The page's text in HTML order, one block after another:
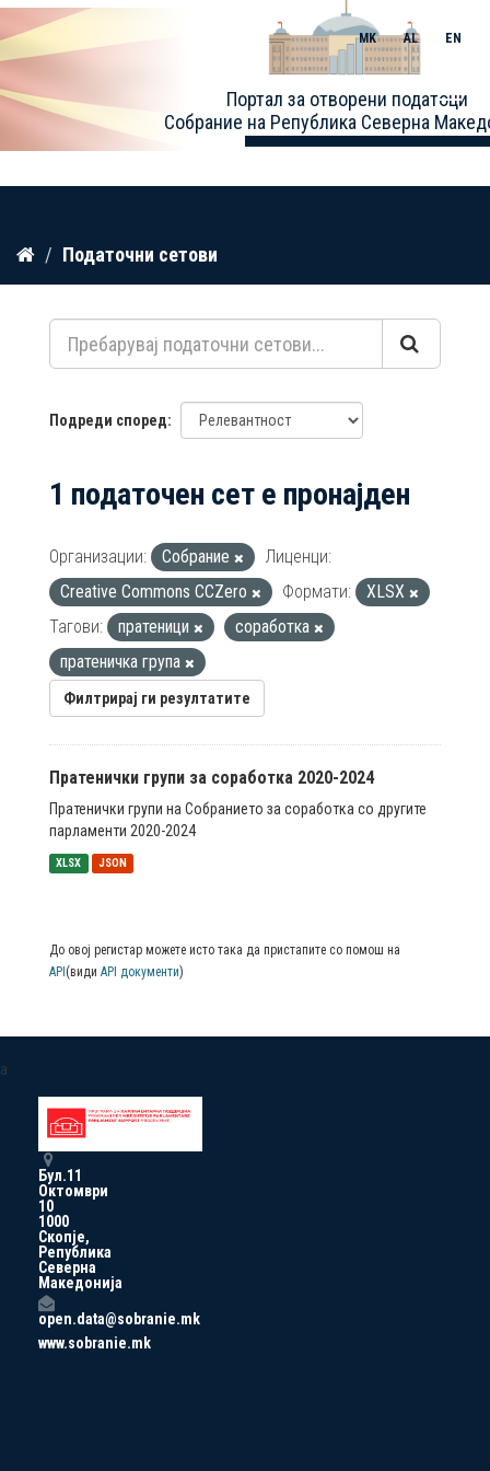
Прескокнете
содржина
Портал за отворени податоци
Собрание на Република Северна
MK AL EN
Toggle
Податочни сетови
Подреди според
1 податочен сет е пронајден
Организации: Собрание
Лиценци:
Creative Commons CCZero
Формати:
XLSX
Тагови:
пратеници
соработка
пратеничка група
Филтрирај ги резултатите
Пратенички групи за соработка 2020-2024
Пратенички групи на Собранието за соработка со другите
парламенти 2020-2024
XLSX JSON
До овој регистар можете исто така да пристапите со помош на
API (види API документи)
a
Бул.11
Октомври
10
1000
Скопје,
Република
Северна
Македонија
open.data@sobranie.mk
www.sobranie.mk